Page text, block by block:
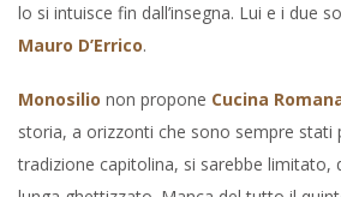
lo si intuisce fin dall’insegna. Lui e i due
Mauro D’Errico.
Monosilio non propone Cucina
storia, a orizzonti che sono sempre stati
tradizione capitolina, si sarebbe limitato,